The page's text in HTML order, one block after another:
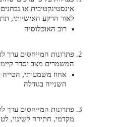
אינסטינקטיבית או
לאור הרקע האישיותי,
רוב האוכלוסיה
פתרונות המייחסים ערך
המשמרים מצב וסדר
אחוז משמעותי,
השנייה בגודלה
פתרונות המייחסים ערך
מקדמי, חתירה לשינוי,